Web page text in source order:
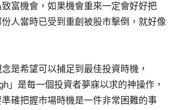
富機會，如果機會重來一定會好好把
人當時已受到重創被股市擊倒，就好像
是希望可以捕足到最佳投資時機，
」是每一個投資者夢寐以求的神操作，
確把握市場時機是一件非常困難的事